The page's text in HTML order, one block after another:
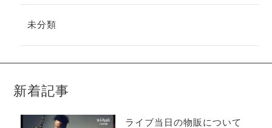
未分類
新着記事
ライブ当日の物販について